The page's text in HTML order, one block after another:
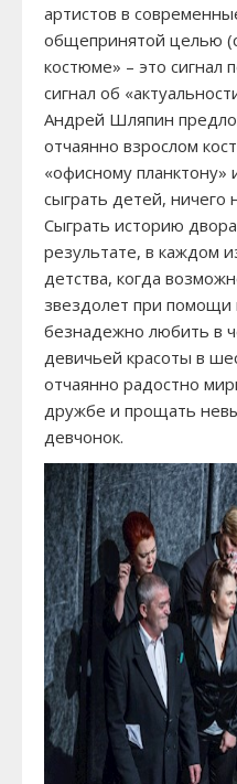
артистов в
общепринятой целью
костюме» – это
сигнал об
Андрей Шляпин
отчаянно взрослом
«офисному планктону»
сыграть детей, ничего
Сыграть историю
результате, в каждом
детства, когда
звездолет при помощи
безнадежно любить в
девичьей красоты в
отчаянно радостно
дружбе и прощать
девчонок.